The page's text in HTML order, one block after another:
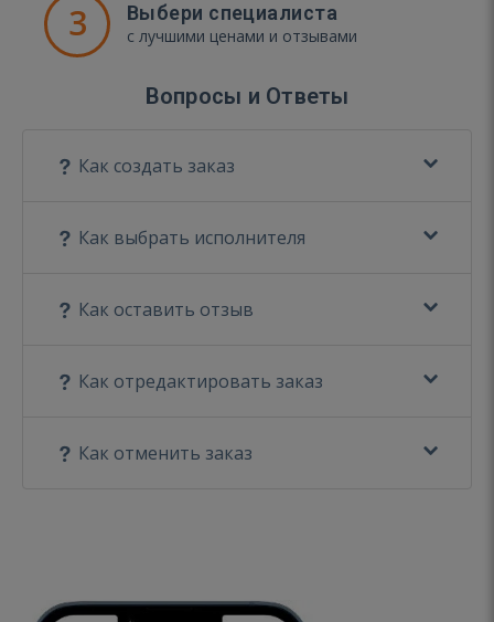
3 Выбери специалиста
с лучшими ценами и отзывами
Вопросы и Ответы
Как создать заказ
Как выбрать исполнителя
Как оставить отзыв
Как отредактировать заказ
Как отменить заказ